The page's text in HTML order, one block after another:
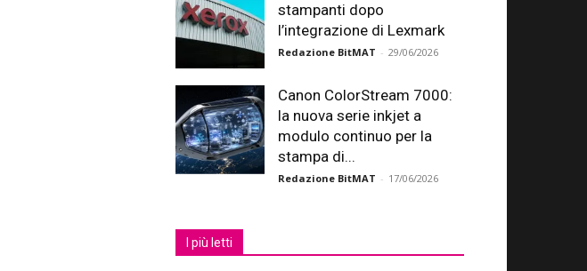
stampanti dopo
l’integrazione di Lexmark
Redazione BitMAT - 29/06/2026
Canon ColorStream 7000:
la nuova serie inkjet a
modulo continuo per la
stampa di...
Redazione BitMAT - 17/06/2026
I più letti